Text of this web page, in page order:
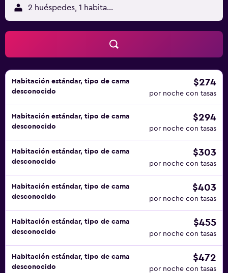
las actividades de ocio y esparcimiento que se indican
más abajo en las instalaciones o cerca del alojamiento (es
posible que se aplique un recargo).
2 huéspedes, 1 habitación
Habitación estándar, tipo de cama
desconocido
$274
por noche con tasas
Habitación estándar, tipo de cama
desconocido
$294
por noche con tasas
Habitación estándar, tipo de cama
desconocido
$303
por noche con tasas
Habitación estándar, tipo de cama
desconocido
$403
por noche con tasas
Habitación estándar, tipo de cama
desconocido
$455
por noche con tasas
Habitación estándar, tipo de cama
desconocido
$472
por noche con tasas